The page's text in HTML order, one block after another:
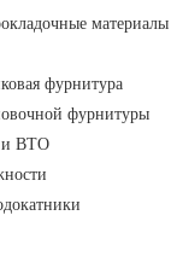
материалы
фурнитура
фурнитуры
и ВТО